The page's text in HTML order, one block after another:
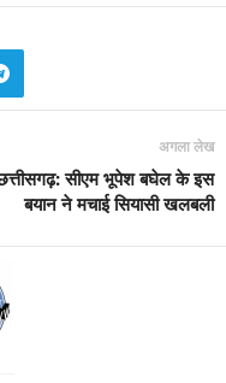
अगला लेख
सीएम भूपेश बघेल के इस
बयान ने मचाई सियासी खलबली